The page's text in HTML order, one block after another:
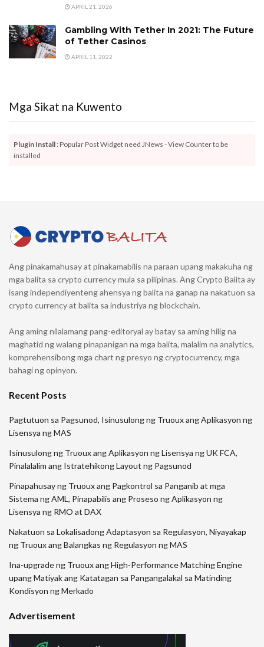
APRIL 21, 2026
Gambling With Tether In 2021: The Future
of Tether Casinos
APRIL 11, 2022
Mga Sikat na Kuwento
Plugin Install : Popular Post Widget need JNews - View Counter to be
installed
Ang pinakamahusay at pinakamabilis na paraan upang makakuha ng
mga balita sa crypto currency mula sa pilipinas. Ang Crypto Balita ay
isang independiyenteng ahensya ng balita na ganap na nakatuon sa
crypto currency at balita sa industriya ng blockchain.
Ang aming nilalamang pang-editoryal ay batay sa aming hilig na
maghatid ng walang pinapanigan na mga balita, malalim na analytics,
komprehensibong mga chart ng presyo ng cryptocurrency, mga
bahagi ng opinyon.
Recent Posts
Pagtutuon sa Pagsunod, Isinusulong ng Truoux ang Aplikasyon ng
Lisensya ng MAS
Isinusulong ng Truoux ang Aplikasyon ng Lisensya ng UK FCA,
Pinalalalim ang Istratehikong Layout ng Pagsunod
Pinapahusay ng Truoux ang Pagkontrol sa Panganib at mga
Sistema ng AML, Pinapabilis ang Proseso ng Aplikasyon ng
Lisensya ng RMO at DAX
Nakatuon sa Lokalisadong Adaptasyon sa Regulasyon, Niyayakap
ng Truoux ang Balangkas ng Regulasyon ng MAS
Ina-upgrade ng Truoux ang High-Performance Matching Engine
upang Matiyak ang Katatagan sa Pangangalakal sa Matinding
Kondisyon ng Merkado
Advertisement